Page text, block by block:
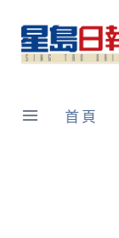
content
首頁